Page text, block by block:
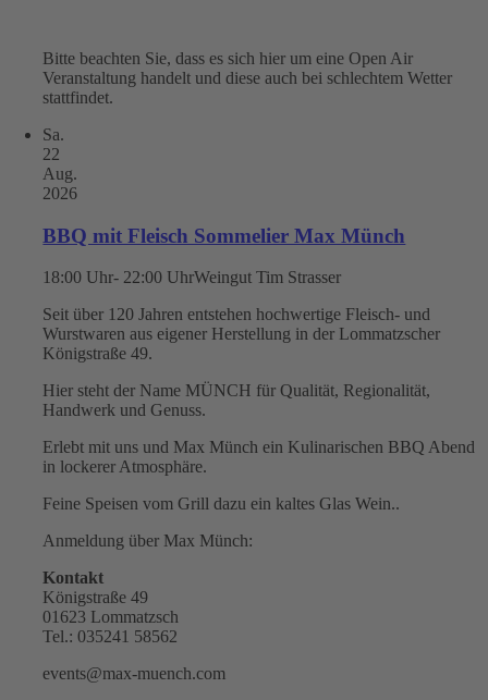
Bitte beachten Sie, dass es sich hier um eine Open Air
Veranstaltung handelt und diese auch bei schlechtem Wetter
stattfindet.
Sa.
22
Aug.
2026
BBQ mit Fleisch Sommelier Max Münch
18:00 Uhr- 22:00 UhrWeingut Tim Strasser
Seit über 120 Jahren entstehen hochwertige Fleisch- und
Wurstwaren aus eigener Herstellung in der Lommatzscher
Königstraße 49.
Hier steht der Name MÜNCH für Qualität, Regionalität,
Handwerk und Genuss.
Erlebt mit uns und Max Münch ein Kulinarischen BBQ Abend
in lockerer Atmosphäre.
Feine Speisen vom Grill dazu ein kaltes Glas Wein..
Anmeldung über Max Münch:
Kontakt
Königstraße 49
01623 Lommatzsch
Tel.: 035241 58562
events@max-muench.com